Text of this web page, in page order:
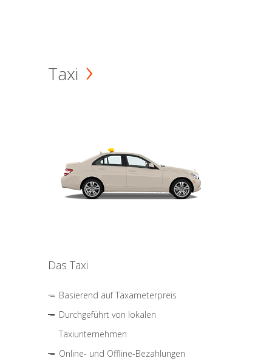
Taxi
Das Taxi
Basierend auf Taxameterpreis
Durchgeführt von lokalen
Taxiunternehmen
Online- und Offline-Bezahlungen